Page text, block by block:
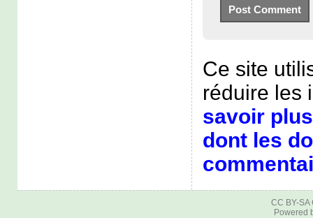
Ce site
réduire les
savoir
dont les
CC BY-SA
Powered